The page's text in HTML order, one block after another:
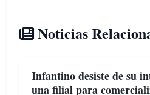
Noticias
Infantino desiste de su
una filial para